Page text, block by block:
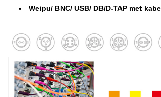
Weipu/ BNC/ USB/ DB/D-TAP met